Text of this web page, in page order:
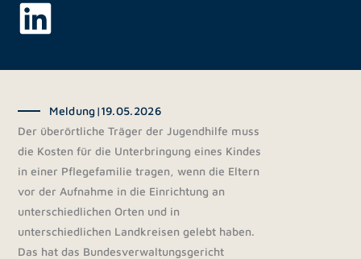
Meldung|19.05.2026
Der überörtliche Träger der Jugendhilfe muss
die Kosten für die Unterbringung eines Kindes
in einer Pflegefamilie tragen, wenn die Eltern
vor der Aufnahme in die Einrichtung an
unterschiedlichen Orten und in
unterschiedlichen Landkreisen gelebt haben.
Das hat das Bundesverwaltungsgericht